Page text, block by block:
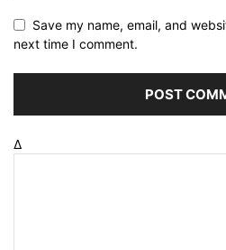
Save my name, email, and
next time I comment.
Δ